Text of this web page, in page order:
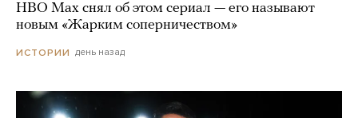
HBO Max снял об этом сериал — его называют
новым «Жарким соперничеством»
ИСТОРИИ день назад